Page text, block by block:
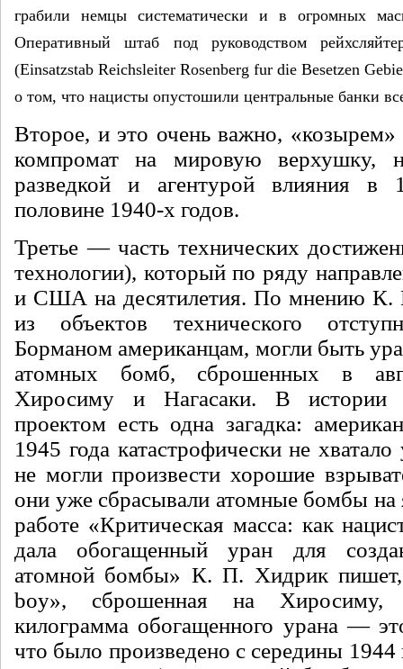
грабили немцы системати­чески и в огромных
Оперативный штаб под руководством
(Einsatzstab Reichsleiter Rosenberg fur die Besetzen
о том, что наци­сты опустошили центральные банки
Второе, и это очень важно,
компромат на мировую верхушку,
разведкой и агентурой влияния
половине 1940-х годов.
Третье — часть технических
техноло­гии), который по ряду
и США на десятилетия. По мнению К.
из объектов технического
Борманом американ­цам, могли быть
атомных бомб, сброшенных в
Хиросиму и На­гасаки. В истории
проектом есть одна загадка:
1945 года ката­строфически не
не могли произвести хорошие
они уже сбрасывали атомные бомбы на
работе «Критическая масса: как
дала обогащенный уран для
атомной бомбы» К. П. Хидрик
boy», сброшенная на Хиросиму,
килограмма обога­щенного урана —
что было произведено с сере­дины